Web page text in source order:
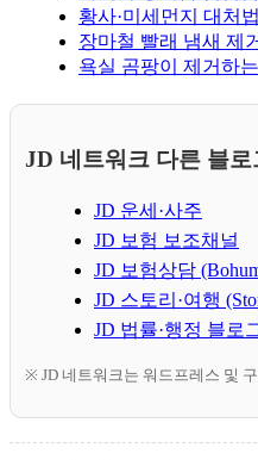
황사·미세먼지 대처
장마철 빨래 냄새 제
욕실 곰팡이 제거하
JD 네트워크 다른 블로
JD 운세·사주
JD 보험 보조채널
JD 보험상담
JD 스토리·여행
JD 법률·행정 블로
※ JD 네트워크는 워드프레스 및